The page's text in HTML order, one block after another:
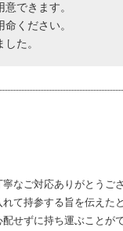
できます。
ください。
た。
なご対応ありがとうご
て持参する旨を伝えた
せずに持ち運ぶことが